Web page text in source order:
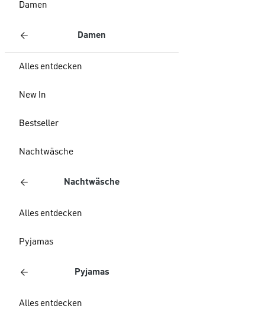
Damen
Damen
Alles entdecken
New In
Bestseller
Nachtwäsche
Nachtwäsche
Alles entdecken
Pyjamas
Pyjamas
Alles entdecken